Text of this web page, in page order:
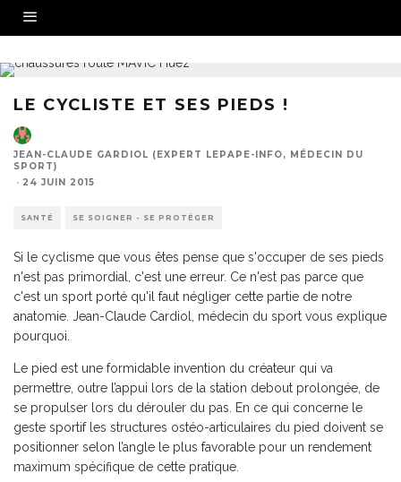
LE CYCLISTE ET SES PIEDS !
JEAN-CLAUDE GARDIOL (EXPERT LEPAPE-INFO, MÉDECIN DU
SPORT)
· 24 JUIN 2015
SANTÉ SE SOIGNER - SE PROTÉGER
Si le cyclisme que vous êtes pense que s'occuper de ses pieds
n'est pas primordial, c'est une erreur. Ce n'est pas parce que
c'est un sport porté qu'il faut négliger cette partie de notre
anatomie. Jean-Claude Cardiol, médecin du sport vous explique
pourquoi.
Le pied est une formidable invention du créateur qui va
permettre, outre l’appui lors de la station debout prolongée, de
se propulser lors du dérouler du pas. En ce qui concerne le
geste sportif les structures ostéo-articulaires du pied doivent se
positionner selon l’angle le plus favorable pour un rendement
maximum spécifique de cette pratique.